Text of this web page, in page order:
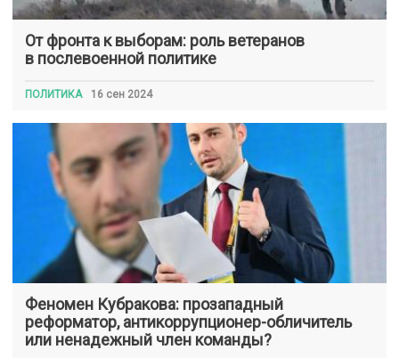
От фронта к выборам: роль ветеранов
в послевоенной политике
ПОЛИТИКА 16 сен 2024
Феномен Кубракова: прозападный
реформатор, антикоррупционер-обличитель
или ненадежный член команды?